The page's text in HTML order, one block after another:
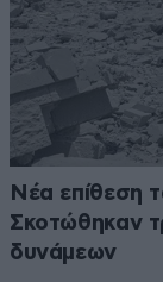
Νέα επίθεση
Σκοτώθηκαν
δυνάμεων